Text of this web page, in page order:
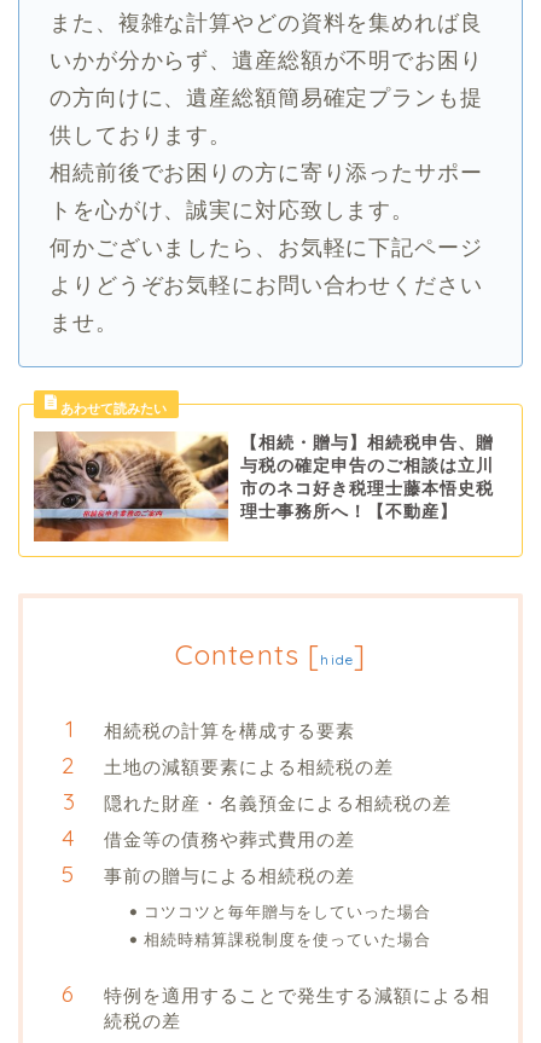
また、複雑な計算やどの資料を集めれば良
いかが分からず、遺産総額が不明でお困り
の方向けに、遺産総額簡易確定プランも提
供しております。
相続前後でお困りの方に寄り添ったサポー
トを心がけ、誠実に対応致します。
何かございましたら、お気軽に下記ページ
よりどうぞお気軽にお問い合わせください
ませ。
【相続・贈与】相続税申告、贈
与税の確定申告のご相談は立川
市のネコ好き税理士藤本悟史税
理士事務所へ！【不動産】
Contents [hide]
相続税の計算を構成する要素
土地の減額要素による相続税の差
隠れた財産・名義預金による相続税の差
借金等の債務や葬式費用の差
事前の贈与による相続税の差
コツコツと毎年贈与をしていった場合
相続時精算課税制度を使っていた場合
特例を適用することで発生する減額による相
続税の差